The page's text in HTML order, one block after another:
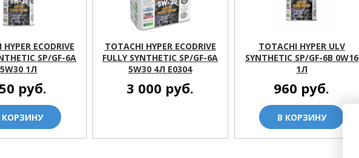
ECODRIVE
SP/GF-6A
5W30 1Л
руб.
КОРЗИНУ
TOTACHI HYPER ECODRIVE
FULLY SYNTHETIC SP/GF-6A
5W30 4Л E0304
3 000 руб.
TOTACHI HYPER ULV
SYNTHETIC SP/GF-6B 0W16
1Л
960 руб.
В КОРЗИНУ